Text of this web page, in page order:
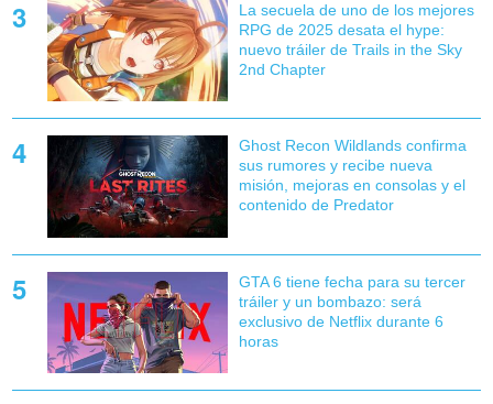
La secuela de uno de los mejores
RPG de 2025 desata el hype:
nuevo tráiler de Trails in the Sky
2nd Chapter
Ghost Recon Wildlands confirma
sus rumores y recibe nueva
misión, mejoras en consolas y el
contenido de Predator
GTA 6 tiene fecha para su tercer
tráiler y un bombazo: será
exclusivo de Netflix durante 6
horas